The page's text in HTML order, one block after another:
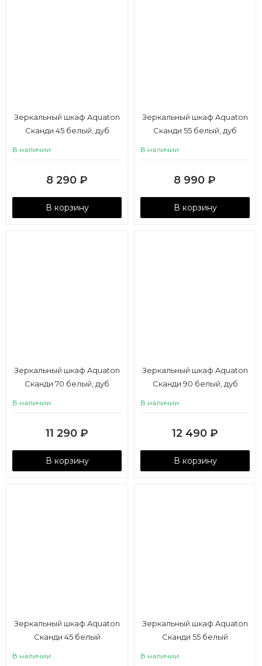
Зеркальный шкаф Aquaton
Сканди 45 белый, дуб
В наличии
8 290 ₽
В корзину
Зеркальный шкаф Aquaton
Сканди 55 белый, дуб
В наличии
8 990 ₽
В корзину
Зеркальный шкаф Aquaton
Сканди 70 белый, дуб
В наличии
11 290 ₽
В корзину
Зеркальный шкаф Aquaton
Сканди 90 белый, дуб
В наличии
12 490 ₽
В корзину
Зеркальный шкаф Aquaton
Сканди 45 белый
В наличии
Зеркальный шкаф Aquaton
Сканди 55 белый
В наличии